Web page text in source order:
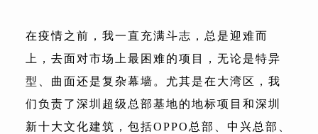
在疫情之前，我一直充满斗志，总是迎难而
上，去面对市场上最困难的项目，无论是特异
型、曲面还是复杂幕墙。尤其是在大湾区，我
们负责了深圳超级总部基地的地标项目和深圳
新十大文化建筑，包括OPPO总部、中兴总部、